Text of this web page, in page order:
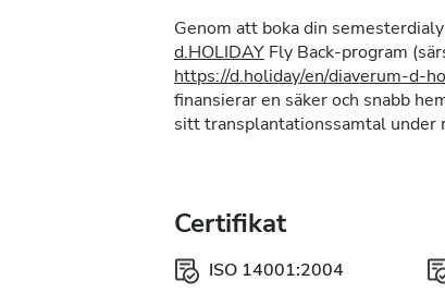
Genom att boka din
d.HOLIDAY Fly Back-program
https://d.holiday/en/diaverum-d-
finansierar en säker och snabb
sitt transplantationssamtal under
Certifikat
ISO 14001:2004